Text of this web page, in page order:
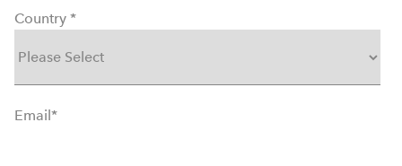
Country *
Email*